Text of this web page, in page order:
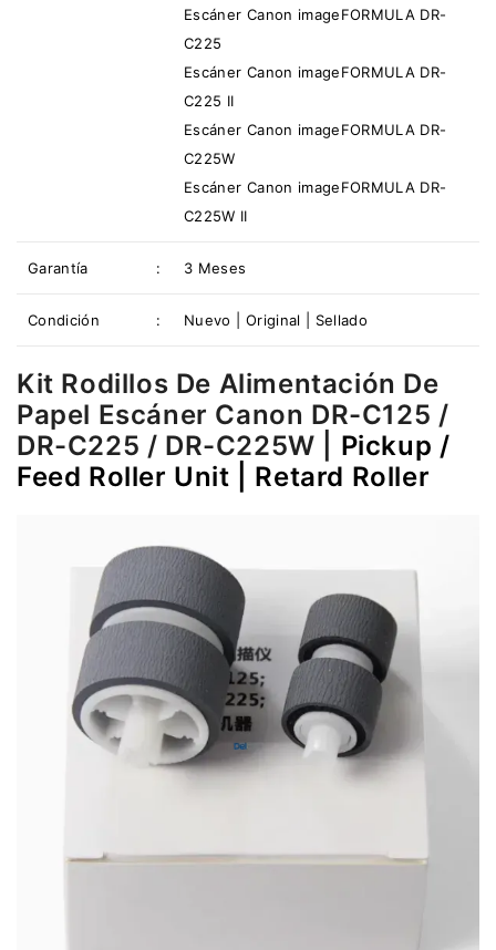
Escáner Canon imageFORMULA DR-
C225
Escáner Canon imageFORMULA DR-
C225 II
Escáner Canon imageFORMULA DR-
C225W
Escáner Canon imageFORMULA DR-
C225W II
Garantía : 3 Meses
Condición : Nuevo | Original | Sellado
Kit Rodillos De Alimentación De
Papel Escáner Canon DR-C125 /
DR-C225 / DR-C225W | Pickup /
Feed Roller Unit | Retard Roller